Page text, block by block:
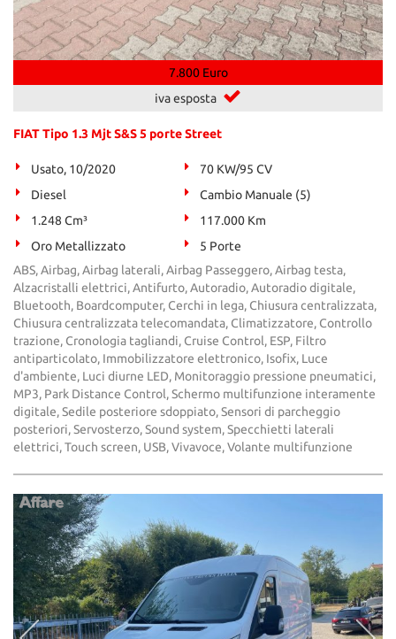
7.800 Euro
iva esposta
FIAT Tipo 1.3 Mjt S&S 5 porte Street
Usato, 10/2020
70 KW/95 CV
Diesel
Cambio Manuale (5)
1.248 Cm³
117.000 Km
Oro Metallizzato
5 Porte
ABS, Airbag, Airbag laterali, Airbag Passeggero, Airbag testa,
Alzacristalli elettrici, Antifurto, Autoradio, Autoradio digitale,
Bluetooth, Boardcomputer, Cerchi in lega, Chiusura centralizzata,
Chiusura centralizzata telecomandata, Climatizzatore, Controllo
trazione, Cronologia tagliandi, Cruise Control, ESP, Filtro
antiparticolato, Immobilizzatore elettronico, Isofix, Luce
d'ambiente, Luci diurne LED, Monitoraggio pressione pneumatici,
MP3, Park Distance Control, Schermo multifunzione interamente
digitale, Sedile posteriore sdoppiato, Sensori di parcheggio
posteriori, Servosterzo, Sound system, Specchietti laterali
elettrici, Touch screen, USB, Vivavoce, Volante multifunzione